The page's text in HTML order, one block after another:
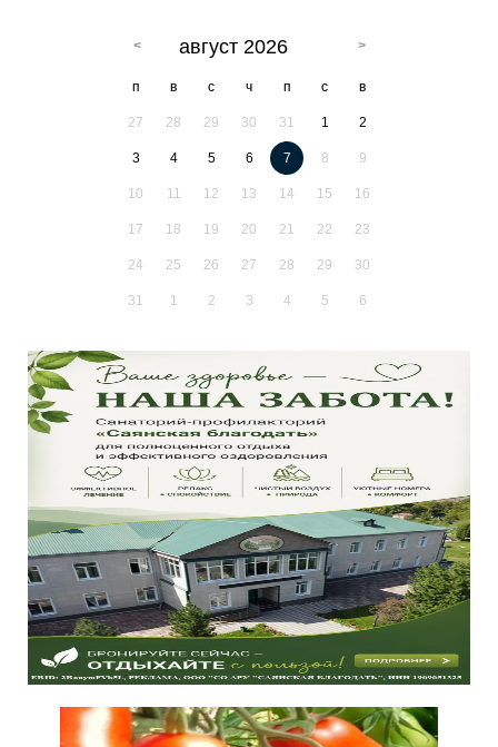
август 2026
п в с ч п с в
27 28 29 30 31 1 2
3 4 5 6 7 8 9
10 11 12 13 14 15 16
17 18 19 20 21 22 23
24 25 26 27 28 29 30
31 1 2 3 4 5 6